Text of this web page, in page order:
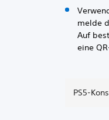
melde
Auf
eine
PS5-